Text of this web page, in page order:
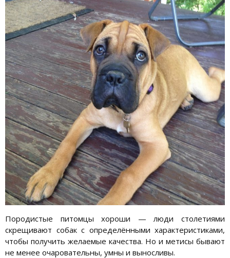
Породистые питомцы хороши — люди столетиями
скрещивают собак с определёнными характеристиками,
чтобы получить желаемые качества. Но и метисы бывают
не менее очаровательны, умны и выносливы.